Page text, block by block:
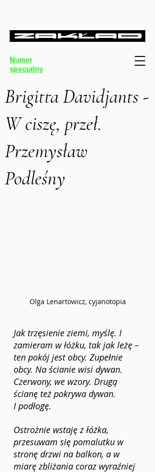
Numer
specjalny
Brigitta Davidjants -
W ciszę, przeł.
Przemysław
Podleśny
Olga Lenartowicz, cyjanotopia
Jak trzęsienie ziemi, myślę. I
zamieram w łóżku, tak jak leżę –
ten pokój jest obcy. Zupełnie
obcy. Na ścianie wisi dywan.
Czerwony, we wzory. Drugą
ścianę też pokrywa dywan.
I podłogę.
Ostrożnie wstaję z łóżka,
przesuwam się pomalutku w
stronę drzwi na balkon, a w
miarę zbliżania coraz wyraźniej